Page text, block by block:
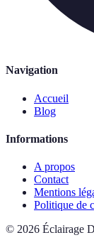
Navigation
Accueil
Blog
Informations
A propos
Contact
Mentions
Politique de
© 2026 Éclairage